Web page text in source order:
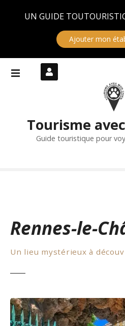
UN GUIDE
Ajouter mon
Tourisme
Guide touristique pour
Rennes-le-
Un lieu mystérieux à